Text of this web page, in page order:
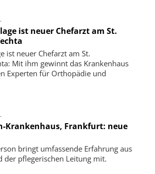
ist neuer Chefarzt am St.
ist neuer Chefarzt am St.
Mit ihm gewinnt das Krankenhaus
Experten für Orthopädie und
Krankenhaus, Frankfurt: neue
bringt umfassende Erfahrung aus
der pflegerischen Leitung mit.